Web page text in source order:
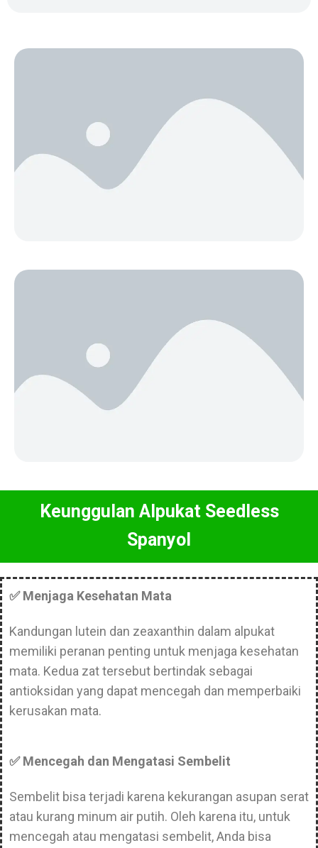
Keunggulan Alpukat Seedless
Spanyol
✅ Menjaga Kesehatan Mata
Kandungan lutein dan zeaxanthin dalam alpukat
memiliki peranan penting untuk menjaga kesehatan
mata. Kedua zat tersebut bertindak sebagai
antioksidan yang dapat mencegah dan memperbaiki
kerusakan mata.
✅ Mencegah dan Mengatasi Sembelit
Sembelit bisa terjadi karena kekurangan asupan serat
atau kurang minum air putih. Oleh karena itu, untuk
mencegah atau mengatasi sembelit, Anda bisa